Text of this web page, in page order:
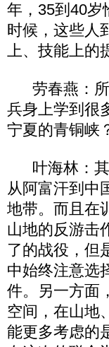
年，35到40岁
时候，这些人
上、技能上的
劳春燕：所
兵身上学到很
宁夏的青铜峡
叶海林：其
从阿富汗到中
地带。而且在
山地的反游击
了的战役，但
中始终注意选
件。另一方面
空间，在山地
能更多考虑的